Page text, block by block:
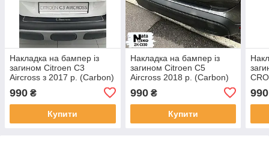
Накладка на бампер із
загином Citroen C3
Aircross з 2017 р. (Carbon)
990 ₴
Купити
Накладка на бампер із
загином Citroen C5
Aircross 2018 р. (Carbon)
990₴
Купити
990